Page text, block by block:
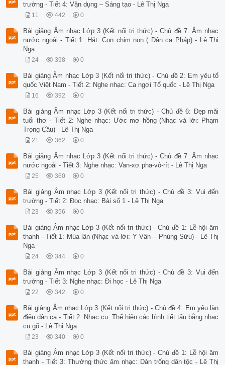
trường - Tiết 4: Vận dụng – Sáng tạo - Lê Thị Nga
11 442 0
Bài giảng Âm nhạc Lớp 3 (Kết nối tri thức) - Chủ đề 7: Âm nhạc
nước ngoài - Tiết 1: Hát: Con chim non ( Dân ca Pháp) - Lê Thị
Nga
24 398 0
Bài giảng Âm nhạc Lớp 3 (Kết nối tri thức) - Chủ đề 2: Em yêu tổ
quốc Việt Nam - Tiết 2: Nghe nhạc: Ca ngợi Tổ quốc - Lê Thị Nga
16 392 0
Bài giảng Âm nhạc Lớp 3 (Kết nối tri thức) - Chủ đề 6: Đẹp mãi
tuổi thơ - Tiết 2: Nghe nhạc: Ước mơ hồng (Nhạc và lời: Phạm
Trọng Cầu) - Lê Thị Nga
21 362 0
Bài giảng Âm nhạc Lớp 3 (Kết nối tri thức) - Chủ đề 7: Âm nhạc
nước ngoài - Tiết 3: Nghe nhạc: Van-xơ pha-vô-rít - Lê Thị Nga
25 360 0
Bài giảng Âm nhạc Lớp 3 (Kết nối tri thức) - Chủ đề 3: Vui đến
trường - Tiết 2: Đọc nhạc: Bài số 1 - Lê Thị Nga
23 356 0
Bài giảng Âm nhạc Lớp 3 (Kết nối tri thức) - Chủ đề 1: Lễ hội âm
thanh - Tiết 1: Múa lân (Nhạc và lời: Y Vân – Phùng Sửu) - Lê Thị
Nga
24 344 0
Bài giảng Âm nhạc Lớp 3 (Kết nối tri thức) - Chủ đề 3: Vui đến
trường - Tiết 3: Nghe nhạc: Đi học - Lê Thị Nga
22 342 0
Bài giảng Âm nhạc Lớp 3 (Kết nối tri thức) - Chủ đề 4: Em yêu làn
điệu dân ca - Tiết 2: Nhạc cụ: Thể hiện các hình tiết tấu bằng nhạc
cụ gõ - Lê Thị Nga
23 340 0
Bài giảng Âm nhạc Lớp 3 (Kết nối tri thức) - Chủ đề 1: Lễ hội âm
thanh - Tiết 3: Thường thức âm nhạc: Dàn trống dân tộc - Lê Thị